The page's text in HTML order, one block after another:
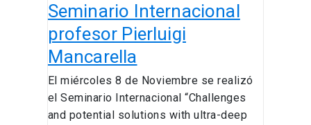
Seminario Internacional
profesor Pierluigi
Mancarella
El miércoles 8 de Noviembre se realizó
el Seminario Internacional “Challenges
and potential solutions with ultra-deep